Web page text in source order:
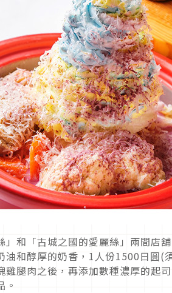
」和「古城之國的愛麗絲」兩間店
油和醇厚的奶香，1人份1500日
雞腿肉之後，再添加數種濃厚的起
。